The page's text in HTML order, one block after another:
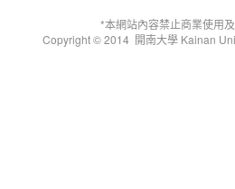
*本網站內容禁止商業使用
Copyright © 2014 開南大學 Kainan